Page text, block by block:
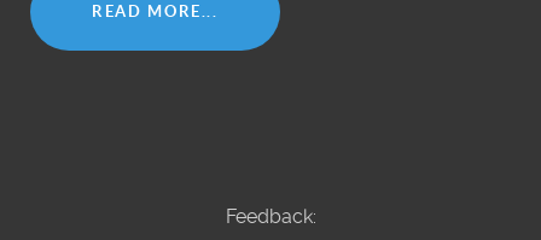
READ MORE...
Feedback: